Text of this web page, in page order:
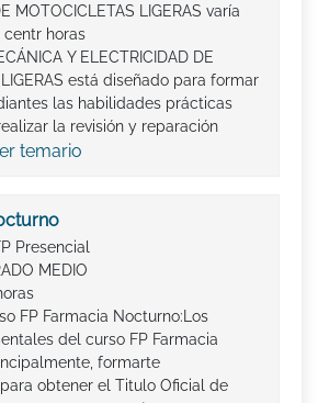
MOTOCICLETAS LIGERAS varía
horas
Y ELECTRICIDAD DE
LIGERAS está diseñado para formar
las habilidades prácticas
la revisión y reparación
temario
Presencial
MEDIO
FP Farmacia Nocturno:Los
del curso FP Farmacia
formarte
obtener el Titulo Oficial de